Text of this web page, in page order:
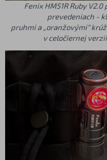
Fenix HM51R Ruby
prevedeniach -
pruhmi a „oranžovými“
v celočiernej